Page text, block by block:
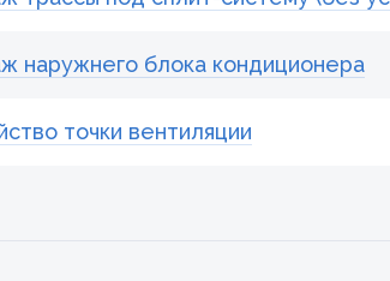
наружнего блока кондиционера
точки вентиляции